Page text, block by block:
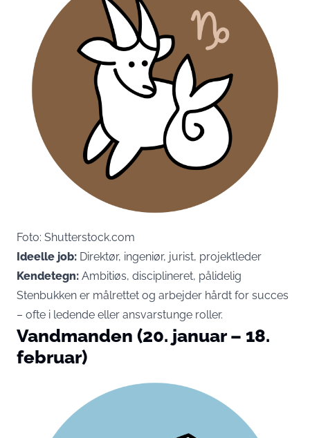
Foto: Shutterstock.com
Ideelle job: Direktør, ingeniør, jurist, projektleder
Kendetegn: Ambitiøs, disciplineret, pålidelig
Stenbukken er målrettet og arbejder hårdt for succes
– ofte i ledende eller ansvarstunge roller.
Vandmanden (20. januar – 18.
februar)